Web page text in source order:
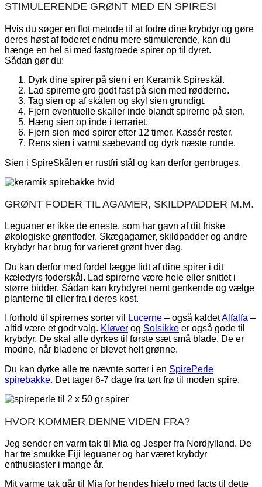
STIMULERENDE GRØNT MED EN SPIRESI
Hvis du søger en flot metode til at fodre dine krybdyr og gøre
deres høst af foderet endnu mere stimulerende, kan du
hænge en hel si med fastgroede spirer op til dyret.
Sådan gør du:
Dyrk dine spirer på sien i en Keramik Spireskål.
Lad spirerne gro godt fast på sien med rødderne.
Tag sien op af skålen og skyl sien grundigt.
Fjern eventuelle skaller inde blandt spirerne på sien.
Hæng sien op inde i terrariet.
Fjern sien med spirer efter 12 timer. Kassér rester.
Rens sien i varmt sæbevand og dyrk næste runde.
Sien i SpireSkålen er rustfri stål og kan derfor genbruges.
GRØNT FODER TIL AGAMER, SKILDPADDER M.M.
Leguaner er ikke de eneste, som har gavn af dit friske
økologiske grøntfoder. Skægagamer, skildpadder og andre
krybdyr har brug for varieret grønt hver dag.
Du kan derfor med fordel lægge lidt af dine spirer i dit
kæledyrs foderskål. Lad spirerne være hele eller snittet i
større bidder. Sådan kan krybdyret nemt genkende og vælge
planterne til eller fra i deres kost.
I forhold til spirernes sorter vil
Lucerne – også kaldetAlfalfa –
altid være et godt valg. Kløver og Solsikke er også gode til
krybdyr. De skal alle dyrkes til første sæt små blade. De er
modne, når bladene er blevet helt grønne.
Du kan dyrke alle tre nævnte sorter i en SpirePerle
spirebakke. Det tager 6-7 dage fra tørt frø til moden spire.
HVOR KOMMER DENNE VIDEN FRA?
Jeg sender en varm tak til Mia og Jesper fra Nordjylland. De
har tre smukke Fiji leguaner og har været krybdyr
enthusiaster i mange år.
Mit varme tak går til Mia for hendes hjælp med facts til dette